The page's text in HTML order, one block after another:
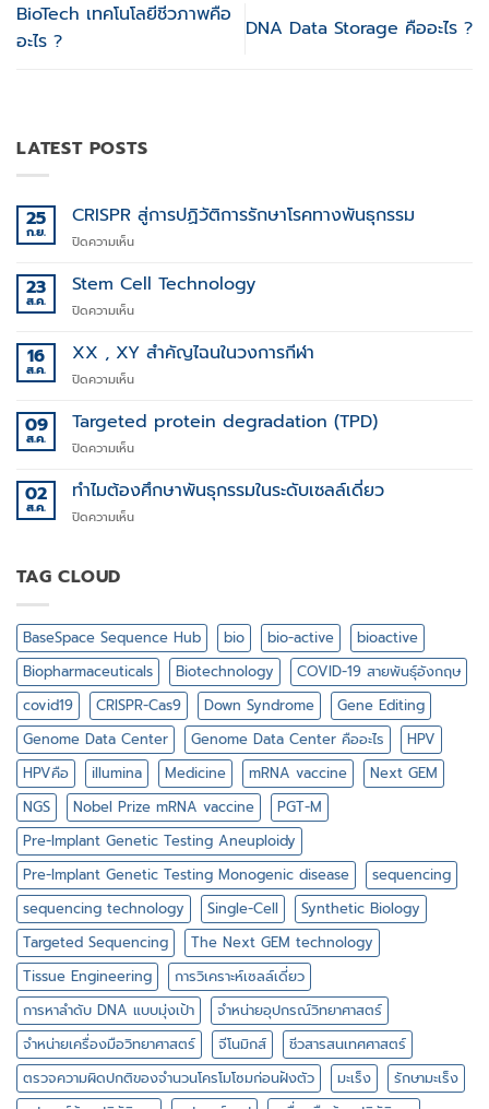
BioTech เทคโนโลยีชีวภาพคือ
อะไร ?
DNA Data Storage คืออะไร ?
LATEST POSTS
25
ก.ย.
CRISPR สู่การปฏิวัติการรักษาโรคทางพันธุกรรม
ปิดความเห็นบน
สู่
ปฏิวัติ
รักษา
ทาง
23
ส.ค.
Stem Cell Technology
ปิดความเห็นบน
Cell
Technology
16
ส.ค.
XX , XY สำคัญไฉนในวงการกีฬา
ปิดความเห็นบน
,
สำคัญ
ใน
กีฬา
09
ส.ค.
Targeted protein degradation (TPD)
ปิดความเห็นบน
protein
(TPD)
02
ส.ค.
ทำไมต้องศึกษาพันธุกรรมในระดับเซลล์เดี่ยว
ปิดความเห็นบน
ระดับ
เซลล์
เดี่ยว
TAG CLOUD
BaseSpace Sequence Hub bio bio-active
bioactive
Biopharmaceuticals
Biotechnology
COVID-19 สายพันธุ์อังกฤษ
covid19
CRISPR-Cas9 Down Syndrome
Gene Editing
Genome Data Center
Genome Data Center คืออะไร
HPV
HPVคือ
illumina Medicine mRNA vaccine
Next GEM
NGS
Nobel Prize mRNA vaccine
PGT-M
Pre-Implant Genetic Testing Aneuploidy
Pre-Implant Genetic Testing Monogenic disease
sequencing
sequencing technology
Single-Cell
Synthetic Biology
Targeted Sequencing
The Next GEM technology
Tissue Engineering
การวิเคราะห์เซลล์เดี่ยว
การหาลำดับ DNA แบบมุ่งเป้า
จำหน่ายอุปกรณ์วิทยาศาสตร์
จำหน่ายเครื่องมือวิทยาศาสตร์
จีโนมิกส์
ชีวสารสนเทศศาสตร์
ตรวจความผิดปกติของจำนวนโครโมโซมก่อนฝังตัว
มะเร็ง
รักษามะเร็ง